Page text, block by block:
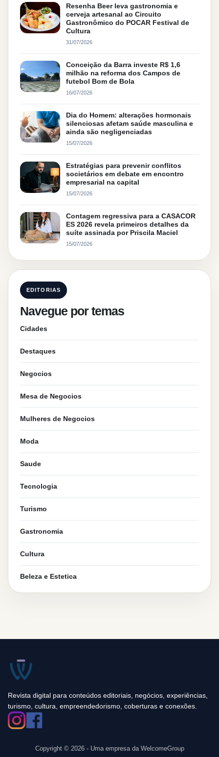
Resenha Beer leva gastronomia e
cerveja artesanal ao Circuito
Gastronômico do POCAR Festival de
Cultura
31/07/2026
Conceição da Barra investe R$ 1,6
milhão na reforma dos Campos de
futebol Bom de Bola
16/07/2026
Dia do Homem: alterações hormonais
silenciosas afetam saúde masculina e
ainda são negligenciadas
15/07/2026
Estratégias para prevenir conflitos
societários em debate em encontro
empresarial na capital
15/07/2026
Contagem regressiva para a CASACOR
ES 2026 revela primeiros detalhes da
suíte assinada por Priscila Maciel
15/07/2026
EDITORIAS
Navegue por temas
Cidades
Destaques
Negocios
Mesa de Negocios
Mulheres de Negocios
Moda
Saude
Tecnologia
Turismo
Gastronomia
Cultura
Beleza e Estetica
Revista digital para conteúdos editoriais, negócios, experiências,
turismo, cultura, empreendedorismo, coberturas e conexões.
Copyright © 2026 - Uma empresa da WelcomeGroup